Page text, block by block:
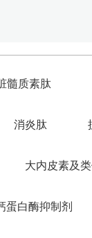
髓质素肽
消炎肽
大内皮素及
蛋白酶抑制剂